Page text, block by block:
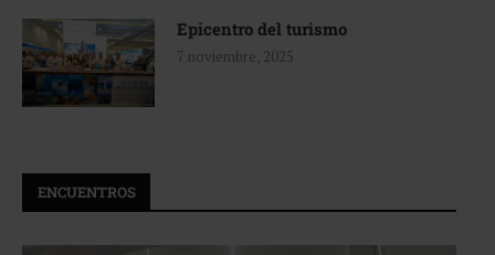
Epicentro del turismo
7 noviembre, 2025
ENCUENTROS